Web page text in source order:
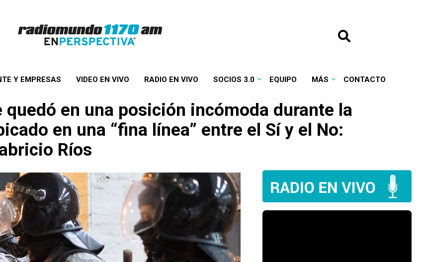
Y EMPRESAS VIDEO EN VIVO RADIO EN VIVO SOCIOS 3.0 EQUIPO MÁS CONTACTO
en una posición incómoda durante la
en una “fina línea” entre el Sí y el No:
Ríos